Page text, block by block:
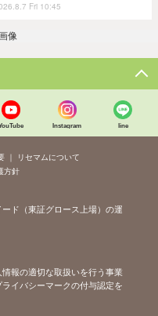
Fri 10:45
像
Instagram line
リセマムについて
方針
ド（東証グロース上場）の運
報の適切な取扱いを行う事業
イバシーマークの付与認定を